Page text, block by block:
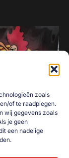
zoals
of te raadplegen.
wij gegevens zoals
je geen
een nadelige